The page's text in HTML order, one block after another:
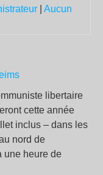
Aucun
libertaire
cette année
inclus – dans les
nord de
une heure de